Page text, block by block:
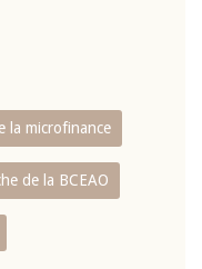
la microfinance
de la BCEAO